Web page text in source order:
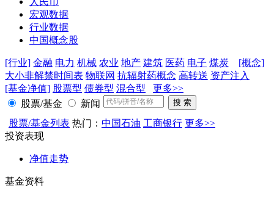
宏观数据
行业数据
中国概念股
[行业] 金融 电力 机械 农业 地产 建筑 医药 电子 煤炭
[概念]
大小非解禁时间表 物联网 抗辐射药概念 高转送 资产注入
[基金净值] 股票型 债券型 混合型
更多>>
股票/基金
新闻
股票/基金列表 热门： 中国石油 工商银行 更多>>
投资表现
净值走势
基金资料